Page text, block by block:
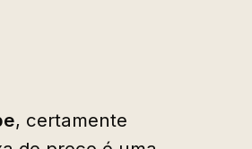
, certamente